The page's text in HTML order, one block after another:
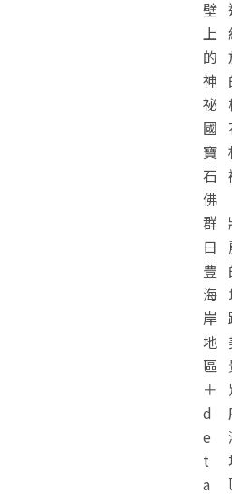
壁
上
的
神
祕
國
寶
石
佛
群
日
豊
海
岸
地
區
＋
d
e
t
a